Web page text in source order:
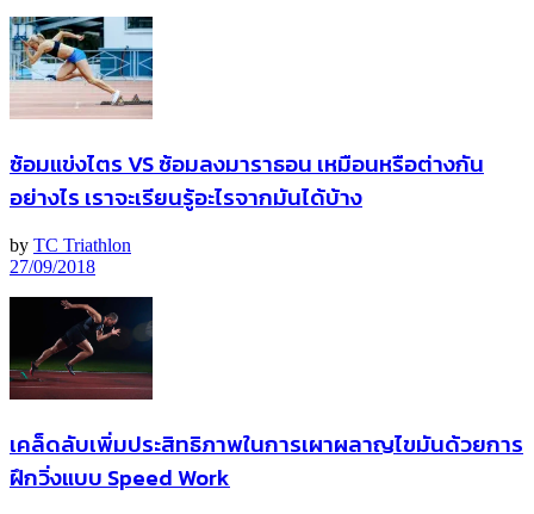
ซ้อมแข่งไตร VS ซ้อมลงมาราธอน เหมือนหรือต่างกัน
อย่างไร เราจะเรียนรู้อะไรจากมันได้บ้าง
by TC Triathlon
27/09/2018
เคล็ดลับเพิ่มประสิทธิภาพในการเผาผลาญไขมันด้วยการ
ฝึกวิ่งแบบ Speed Work